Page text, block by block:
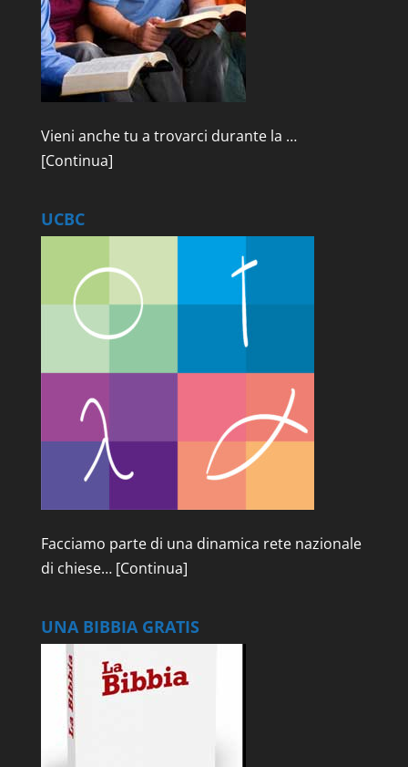
Vieni anche tu a trovarci durante la …
[Continua]
UCBC
Facciamo parte di una dinamica rete nazionale
di chiese… [Continua]
UNA BIBBIA GRATIS